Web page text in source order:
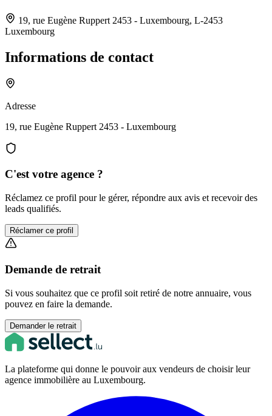
19, rue Eugène Ruppert 2453 - Luxembourg, L-2453
Luxembourg
Informations de contact
Adresse
19, rue Eugène Ruppert 2453 - Luxembourg
C'est votre agence ?
Réclamez ce profil pour le gérer, répondre aux avis et recevoir des
leads qualifiés.
Réclamer ce profil
Demande de retrait
Si vous souhaitez que ce profil soit retiré de notre annuaire, vous
pouvez en faire la demande.
Demander le retrait
La plateforme qui donne le pouvoir aux vendeurs de choisir leur
agence immobilière au Luxembourg.